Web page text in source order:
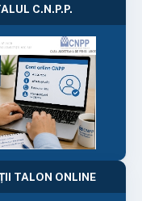
C.N.P.P.
TALON ONLINE